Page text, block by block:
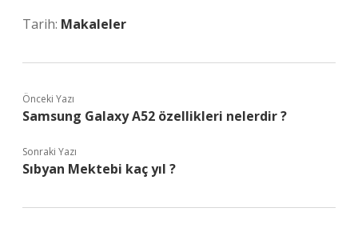
Tarih: Makaleler
Önceki Yazı
Samsung Galaxy A52 özellikleri nelerdir ?
Sonraki Yazı
Sıbyan Mektebi kaç yıl ?